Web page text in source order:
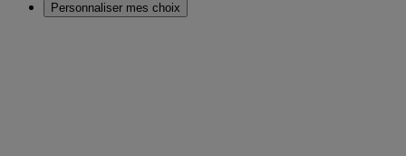
Personnaliser mes choix